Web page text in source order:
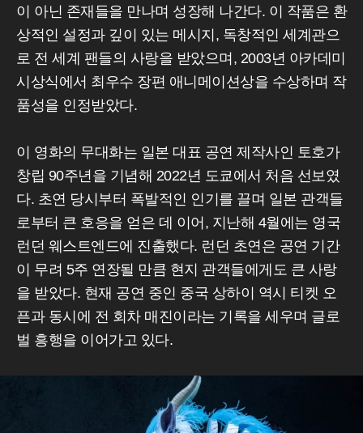
이 아닌 존재들을 만나며 성장해 나간다. 이 작품은 환
상적인 설정과 깊이 있는 메시지, 독창적인 세계관으
로 전 세계 팬들의 사랑을 받았으며, 2003년 아카데미
시상식에서 최우수 장편 애니메이션상을 수상하며 작
품성을 인정받았다.
이 영화의 무대화는 일본 대표 공연 제작사인 토호가
창립 90주년을 기념해 2022년 도쿄에서 처음 선보였
다. 초연 당시부터 폭발적인 인기를 끌며 일본 관객들
로부터 큰 호응을 얻은 데 이어, 지난해 4월에는 영국
런던 웨스트엔드에 진출했다. 런던 초연은 공연 기간
이 무려 5주 연장될 만큼 현지 관객들에게도 큰 사랑
을 받았다. 현재 공연 중인 중국 상하이 역시 티켓 오
픈과 동시에 전 회차 매진이라는 기록을 세우며 글로
벌 흥행을 이어가고 있다.